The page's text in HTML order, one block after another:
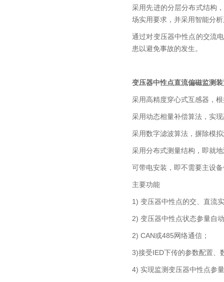
采用先进的分层分布式结构
场实用要求，并采用智能分
通过对变压器中性点的交流
患以避免事故的发生。
变压器中性点直流偏磁监测
采用高精度穿心式互感器，
采用动态相量补偿算法，实
采用数字滤波算法，摒除模
采用分布式测量结构，即就
可带电安装，即不需要主设
主要功能
1) 变压器中性点的交、直流
2) 变压器中性点状态参量自
2) CAN或485网络通信；
3)接受IED下传的参数配置、
4) 实现监测变压器中性点参